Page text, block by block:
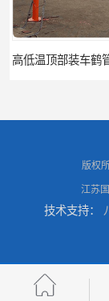
版权
江苏
技术支持：